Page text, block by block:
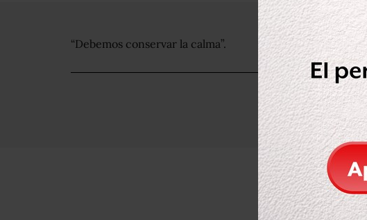
“Debemos conservar la calma”.